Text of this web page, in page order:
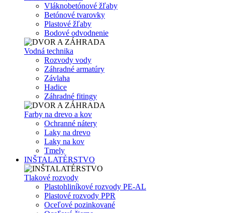
Vláknobetónové žľaby
Betónové tvarovky
Plastové žľaby
Bodové odvodnenie
Vodná technika
Rozvody vody
Záhradné armatúry
Závlaha
Hadice
Záhradné fitingy
Farby na drevo a kov
Ochranné nátery
Laky na drevo
Laky na kov
Tmely
INŠTALATÉRSTVO
Tlakové rozvody
Plastohliníkové rozvody PE-AL
Plastové rozvody PPR
Oceľové pozinkované